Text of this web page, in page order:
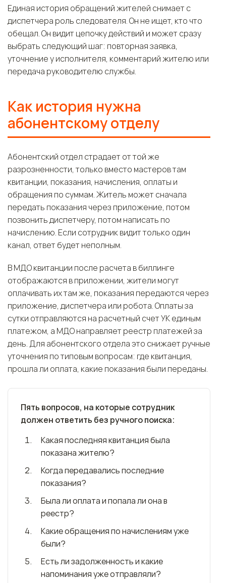
Единая история обращений жителей снимает с
диспетчера роль следователя. Он не ищет, кто что
обещал. Он видит цепочку действий и может сразу
выбрать следующий шаг: повторная заявка,
уточнение у исполнителя, комментарий жителю или
передача руководителю службы.
Как история нужна
абонентскому отделу
Абонентский отдел страдает от той же
разрозненности, только вместо мастеров там
квитанции, показания, начисления, оплаты и
обращения по суммам. Житель может сначала
передать показания через приложение, потом
позвонить диспетчеру, потом написать по
начислению. Если сотрудник видит только один
канал, ответ будет неполным.
В МДО квитанции после расчета в биллинге
отображаются в приложении, жители могут
оплачивать их там же, показания передаются через
приложение, диспетчера или робота. Оплаты за
сутки отправляются на расчетный счет УК единым
платежом, а МДО направляет реестр платежей за
день. Для абонентского отдела это снижает ручные
уточнения по типовым вопросам: где квитанция,
прошла ли оплата, какие показания были переданы.
Пять вопросов, на которые сотрудник
должен ответить без ручного поиска:
Какая последняя квитанция была
показана жителю?
Когда передавались последние
показания?
Была ли оплата и попала ли она в
реестр?
Какие обращения по начислениям уже
были?
Есть ли задолженность и какие
напоминания уже отправляли?